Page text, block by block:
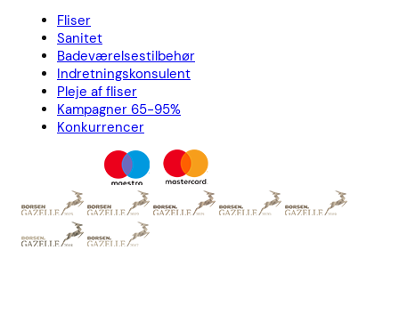
Fliser
Sanitet
Badeværelsestilbehør
Indretningskonsulent
Pleje af fliser
Kampagner 65-95%
Konkurrencer